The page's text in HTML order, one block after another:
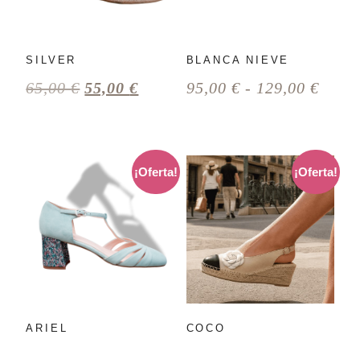
SILVER
65,00€ 55,00€
BLANCA NIEVE
95,00 € - 129,00 €
¡Oferta!
ARIEL
¡Oferta!
COCO